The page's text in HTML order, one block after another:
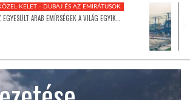
KELET - DUBAJ ÉS AZ EMIRÁTUSOK
EGYESÜLT ARAB EMÍRSÉGEK A VILÁG EGYIK…